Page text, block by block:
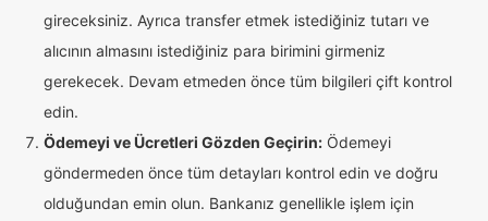
gireceksiniz. Ayrıca transfer etmek istediğiniz tutarı ve
alıcının almasını istediğiniz para birimini girmeniz
gerekecek. Devam etmeden önce tüm bilgileri çift kontrol
edin.
Ödemeyi ve Ücretleri Gözden Geçirin: Ödemeyi
göndermeden önce tüm detayları kontrol edin ve doğru
olduğundan emin olun. Bankanız genellikle işlem için